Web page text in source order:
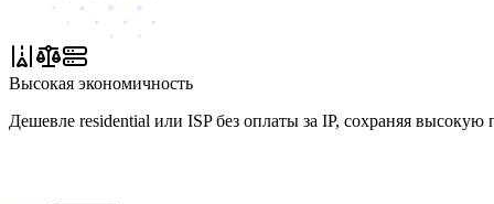
Высокая экономичность
Дешевле residential или ISP без оплаты за IP, сохраняя высокую